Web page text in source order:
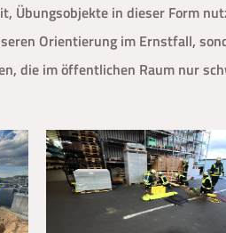
Übungsobjekte in dieser Form
Orientierung im Ernstfall,
die im öffentlichen Raum nur